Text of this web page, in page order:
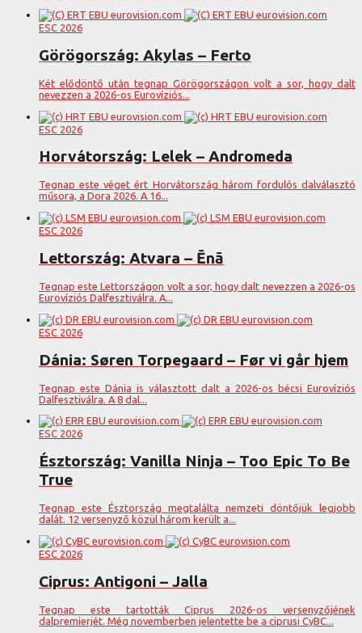
ESC 2026
Görögország: Akylas – Ferto
Két elődöntő után tegnap Görögországon volt a sor, hogy dalt
nevezzen a 2026-os Eurovíziós...
ESC 2026
Horvátország: Lelek – Andromeda
Tegnap este véget ért Horvátország három fordulós dalválasztó
műsora, a Dora 2026. A 16...
ESC 2026
Lettország: Atvara – Ēnā
Tegnap este Lettországon volt a sor, hogy dalt nevezzen a 2026-os
Eurovíziós Dalfesztiválra. A...
ESC 2026
Dánia: Søren Torpegaard – Før vi går hjem
Tegnap este Dánia is választott dalt a 2026-os bécsi Eurovíziós
Dalfesztiválra. A 8 dal...
ESC 2026
Észtország: Vanilla Ninja – Too Epic To Be
True
Tegnap este Észtország megtalálta nemzeti döntőjük legjobb
dalát. 12 versenyző közül három került a...
ESC 2026
Ciprus: Antigoni – Jalla
Tegnap este tartották Ciprus 2026-os versenyzőjének
dalpremierjét. Még novemberben jelentette be a ciprusi CyBC...